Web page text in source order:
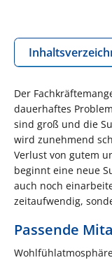
Der
dauerhaftes
sind groß und die
wird zunehmend
Verlust von gutem
beginnt eine neue
auch noch
zeitaufwendig,
Passende